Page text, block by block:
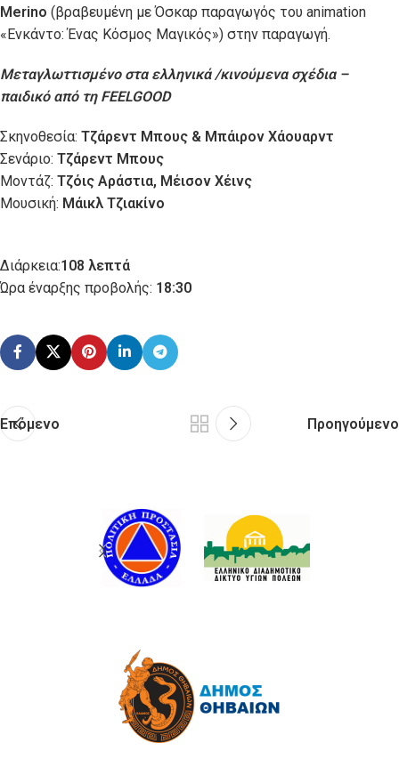
Merino (βραβευμένη με Όσκαρ παραγωγός του animation
«Ενκάντο: Ένας Κόσμος Μαγικός») στην παραγωγή.
Μεταγλωττισμένο στα ελληνικά /κινούμενα σχέδια –
παιδικό από τη FEELGOOD
Σκηνοθεσία: Τζάρεντ Μπους & Μπάιρον Χάουαρντ
Σενάριο: Τζάρεντ Μπους
Μοντάζ: Τζόις Αράστια, Mέισον Χέινς
Μουσική: Μάικλ Τζιακίνο
Διάρκεια:108 λεπτά
Ώρα έναρξης προβολής: 18:30
Επόμενο Προηγούμενο